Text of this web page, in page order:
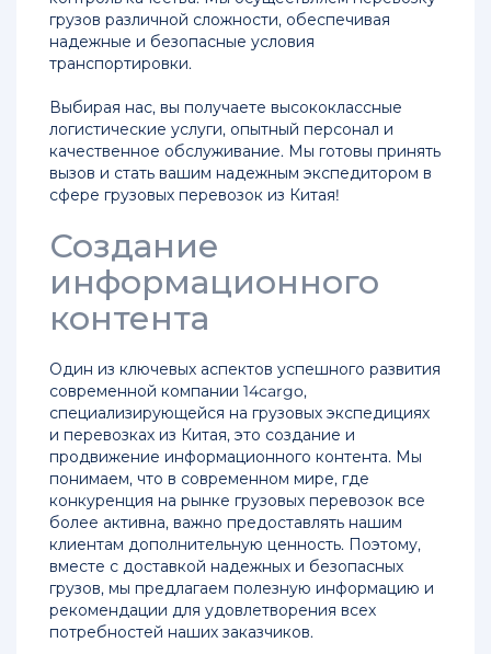
Санкт-
Петербург
сборных
грузов
из
Китая
в
Петербург
Транспортные
грузоперевозки
из
в
Россию
Стоимость
перевозки
грузов
из
Китая
Перевозка
мебели
из
Китая
грузов различной сложности, обеспечивая
надежные и безопасные условия
транспортировки.
Выбирая нас, вы получаете высококлассные
логистические услуги, опытный персонал и
качественное обслуживание. Мы готовы принять
вызов и стать вашим надежным экспедитором в
сфере грузовых перевозок из Китая!
Создание
информационного
контента
Один из ключевых аспектов успешного развития
современной компании 14cargo,
специализирующейся на грузовых экспедициях
и перевозках из Китая, это создание и
продвижение информационного контента. Мы
понимаем, что в современном мире, где
конкуренция на рынке грузовых перевозок все
более активна, важно предоставлять нашим
клиентам дополнительную ценность. Поэтому,
вместе с доставкой надежных и безопасных
грузов, мы предлагаем полезную информацию и
рекомендации для удовлетворения всех
потребностей наших заказчиков.